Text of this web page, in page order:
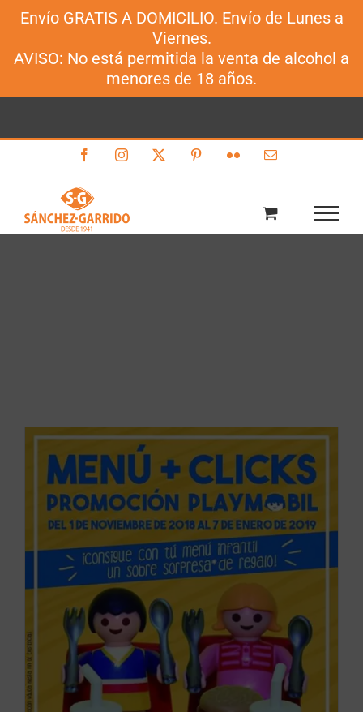
Envío GRATIS A DOMICILIO. Envío de Lunes a
Viernes.
AVISO: No está permitida la venta de alcohol a
menores de 18 años.
FacebookInstagram PinterestFlickr Correo
Sánchez-Garrido